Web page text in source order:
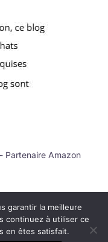
Amazon
garantir la meilleure
continuez à utiliser ce
en êtes satisfait.